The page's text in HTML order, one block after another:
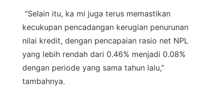
“Selain itu, ka mi juga terus memastikan
kecukupan pencadangan kerugian penurunan
nilai kredit, dengan pencapaian rasio net NPL
yang lebih rendah dari 0.46% menjadi 0.08%
dengan periode yang sama tahun lalu,”
tambahnya.